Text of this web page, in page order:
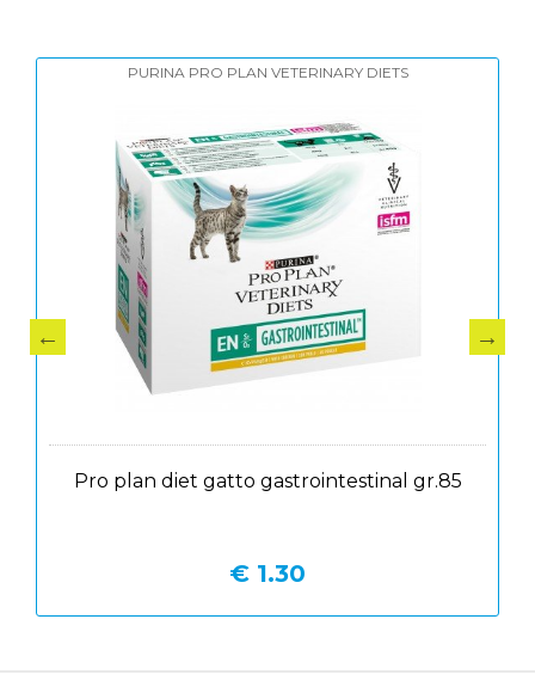
PURINA PRO PLAN VETERINARY DIETS
Pro plan diet gatto gastrointestinal gr.85
€ 1.30